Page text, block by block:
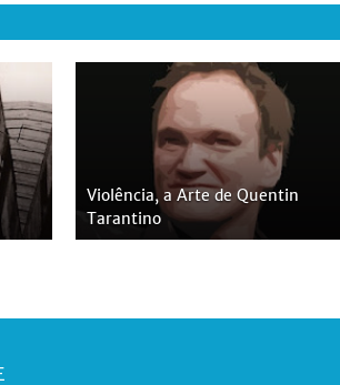
Violência, a Arte de Quentin
Tarantino